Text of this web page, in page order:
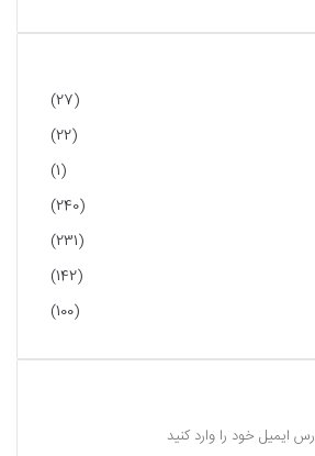
(27)
(22)
(1)
(240)
(231)
(142)
(100)